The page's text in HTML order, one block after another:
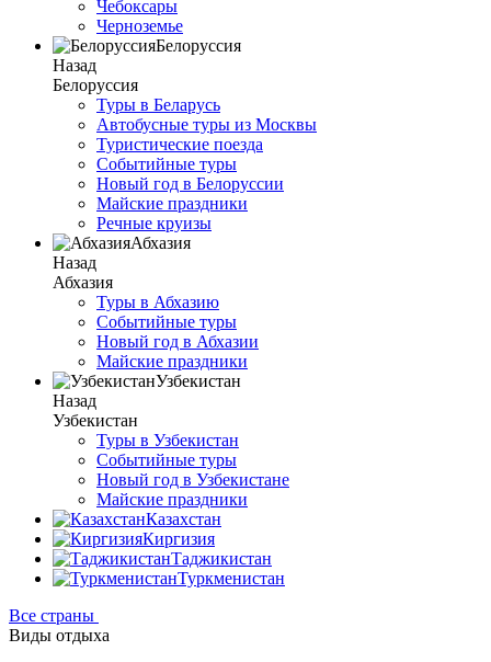
Чебоксары
Черноземье
Белоруссия
Назад
Белоруссия
Туры в Беларусь
Автобусные туры из Москвы
Туристические поезда
Событийные туры
Новый год в Белоруссии
Майские праздники
Речные круизы
Абхазия
Назад
Абхазия
Туры в Абхазию
Событийные туры
Новый год в Абхазии
Майские праздники
Узбекистан
Назад
Узбекистан
Туры в Узбекистан
Событийные туры
Новый год в Узбекистане
Майские праздники
Казахстан
Киргизия
Таджикистан
Туркменистан
Все страны
Виды отдыха